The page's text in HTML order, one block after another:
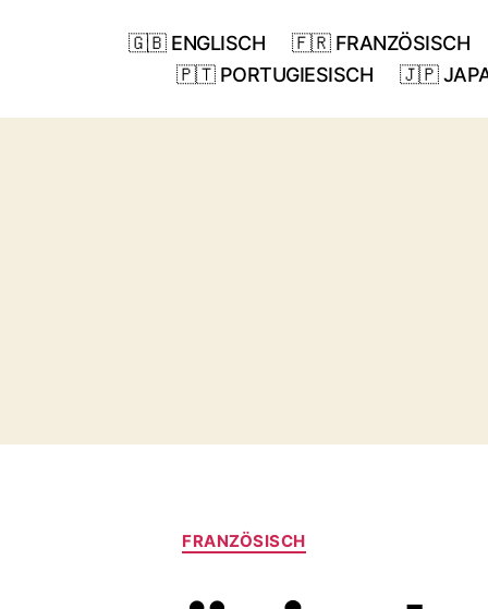
🇬🇧 ENGLISCH 🇫🇷 FRANZÖSISCH
🇵🇹 PORTUGIESISCH
🇯🇵
Categories
FRANZÖSISCH